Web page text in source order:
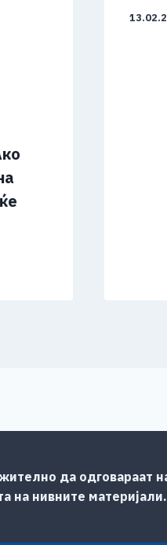
да одговараат
на нивните материјали.